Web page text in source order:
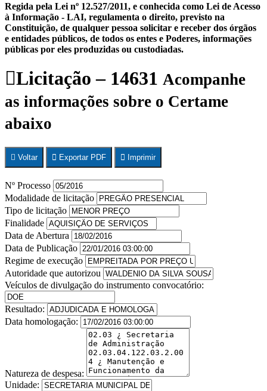
Regida pela Lei nº 12.527/2011, e conhecida como Lei de Acesso
à Informação - LAI, regulamenta o direito, previsto na
Constituição, de qualquer pessoa solicitar e receber dos órgãos
e entidades públicos, de todos os entes e Poderes, informações
públicas por eles produzidas ou custodiadas.
Licitação – 14631 Acompanhe
as informações sobre o Certame
abaixo
Voltar Exportar PDF Imprimir
Nº Processo
Modalidade de licitação
Tipo de licitação
Finalidade
Data de Abertura
Data de Publicação
Regime de execução
Autoridade que autorizou
Veículos de divulgação do instrumento convocatório:
Resultado:
Data homologação:
Natureza de despesa:
Unidade: